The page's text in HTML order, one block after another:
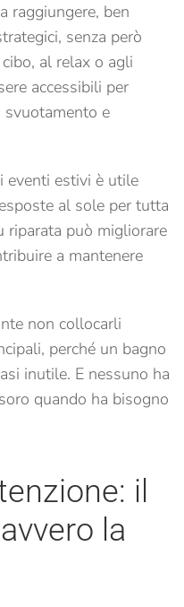
raggiungere, ben
senza però
al relax o agli
accessibili per
e
eventi estivi è utile
al sole per tutta
riparata può migliorare
a mantenere
non collocarli
perché un bagno
inutile. E nessuno ha
quando ha bisogno
il
la